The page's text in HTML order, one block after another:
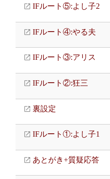
IFルート⑤:よし子2
IFルート④:やる夫
IFルート③:アリス
IFルート②:狂三
裏設定
IFルート①:よし子1
あとがき+質疑応答